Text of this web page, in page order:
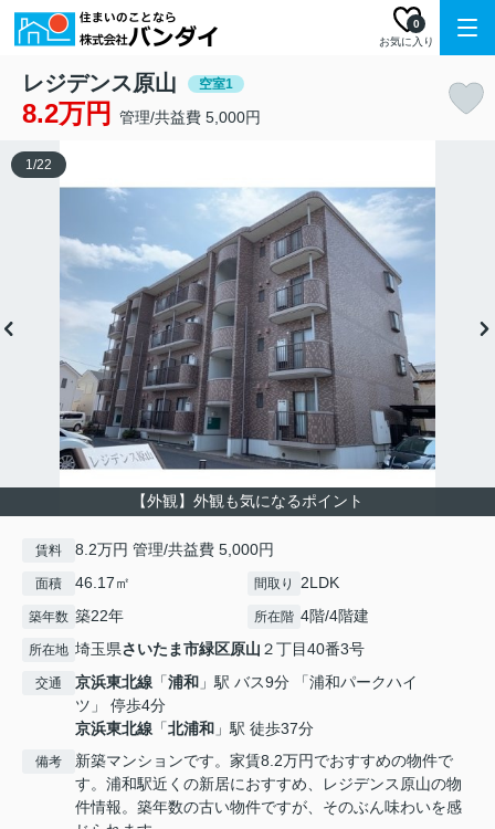
お気に入り
0
レジデンス原山 空室1
8.2万円 管理/共益費 5,000円
【外観】外観も気になるポイント
1/22
賃料 8.2万円 管理/共益費 5,000円
面積 46.17㎡ 間取り 2LDK
築年数 築22年 所在階 4階/4階建
所在地 埼玉県さいたま市緑区原山 ２丁目40番3号
交通 京浜東北線 「浦和 」駅 バス9分 「浦和パークハイ
ツ」 停歩4分
京浜東北線 「北浦和 」駅 徒歩37分
備考
新築マンションです。家賃8.2万円でおすすめの物件で
す。浦和駅近くの新居におすすめ、レジデンス原山の物
件情報。築年数の古い物件ですが、そのぶん味わいを感